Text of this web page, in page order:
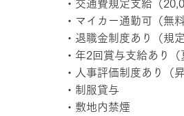
・交通費規定支給（
・マイカー通勤可（無
・退職金制度あり（規
・年2回賞与支給あり（
・人事評価制度あり（
・制服貸与
・敷地内禁煙